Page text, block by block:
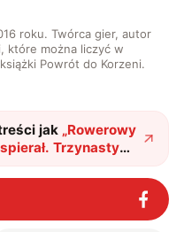
roku. Twórca gier, autor
które można liczyć w
Powrót do Korzeni.
jak „Rowerowy
Trzynasty
"?